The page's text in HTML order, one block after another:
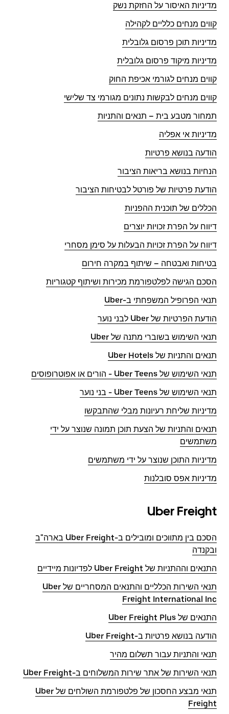
מדיניות האיסור על החזקת נשק
קווים מנחים כלליים לקהילה
מדיניות תוכן פרסום גלובלית
מדיניות מיקוד פרסום גלובלית
קווים מנחים לגורמי אכיפת החוק
קווים מנחים לבקשות נתונים מגורמי צד שלישי
תמחור מטבע בית – תנאים והתניות
מדיניות אי אפליה
הודעה בנושא פרטיות
הנחיות בנושא בריאות הציבור
הודעת פרטיות של פורטל לבטיחות הציבור
הכללים של תוכנית ההפניות
דיווח על הפרת זכויות יוצרים
דיווח על הפרת זכויות הבעלות על סימן מסחרי
בטיחות ואבטחה – שיתוף במקרה חירום
הסכם הגישה לפלטפורמת מכירות ושיתוף קטגוריות
תנאי הפרופיל המשפחתי ב-Uber
הודעת הפרטיות של Uber לבני נוער
תנאי השימוש בשוברי מתנה של Uber
תנאים והתניות של Uber Hotels
תנאי השימוש של Uber Teens - הורים או אפוטרופוסים
תנאי השימוש של Uber Teens - בני נוער
מדיניות שליחת רעיונות מבלי שהתבקשו
תנאים והתניות של הצעת תוכן תמונה שנוצר על ידי
משתמשים
מדיניות התוכן שנוצר על ידי משתמשים
מדיניות אפס סובלנות
Uber Freight
הסכם בין מתווכים ומובילים ב-Uber Freight בארה"ב
ובקנדה
התנאים וההתניות של Uber Freight לפדיונות מיידיים
תנאי השירות הכלליים והתנאים המסחריים של Uber
Freight International Inc
התנאים של Uber Freight Plus
הודעה בנושא פרטיות ב-Uber Freight
תנאי והתניות עבור תשלום מהיר
תנאי השירות של אתר שירות המשלוחים ב-Uber Freight
תנאי מבצע החסכון של פלטפורמת השולחים של Uber
Freight